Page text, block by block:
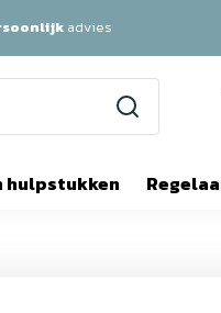
advies
hulpstukken